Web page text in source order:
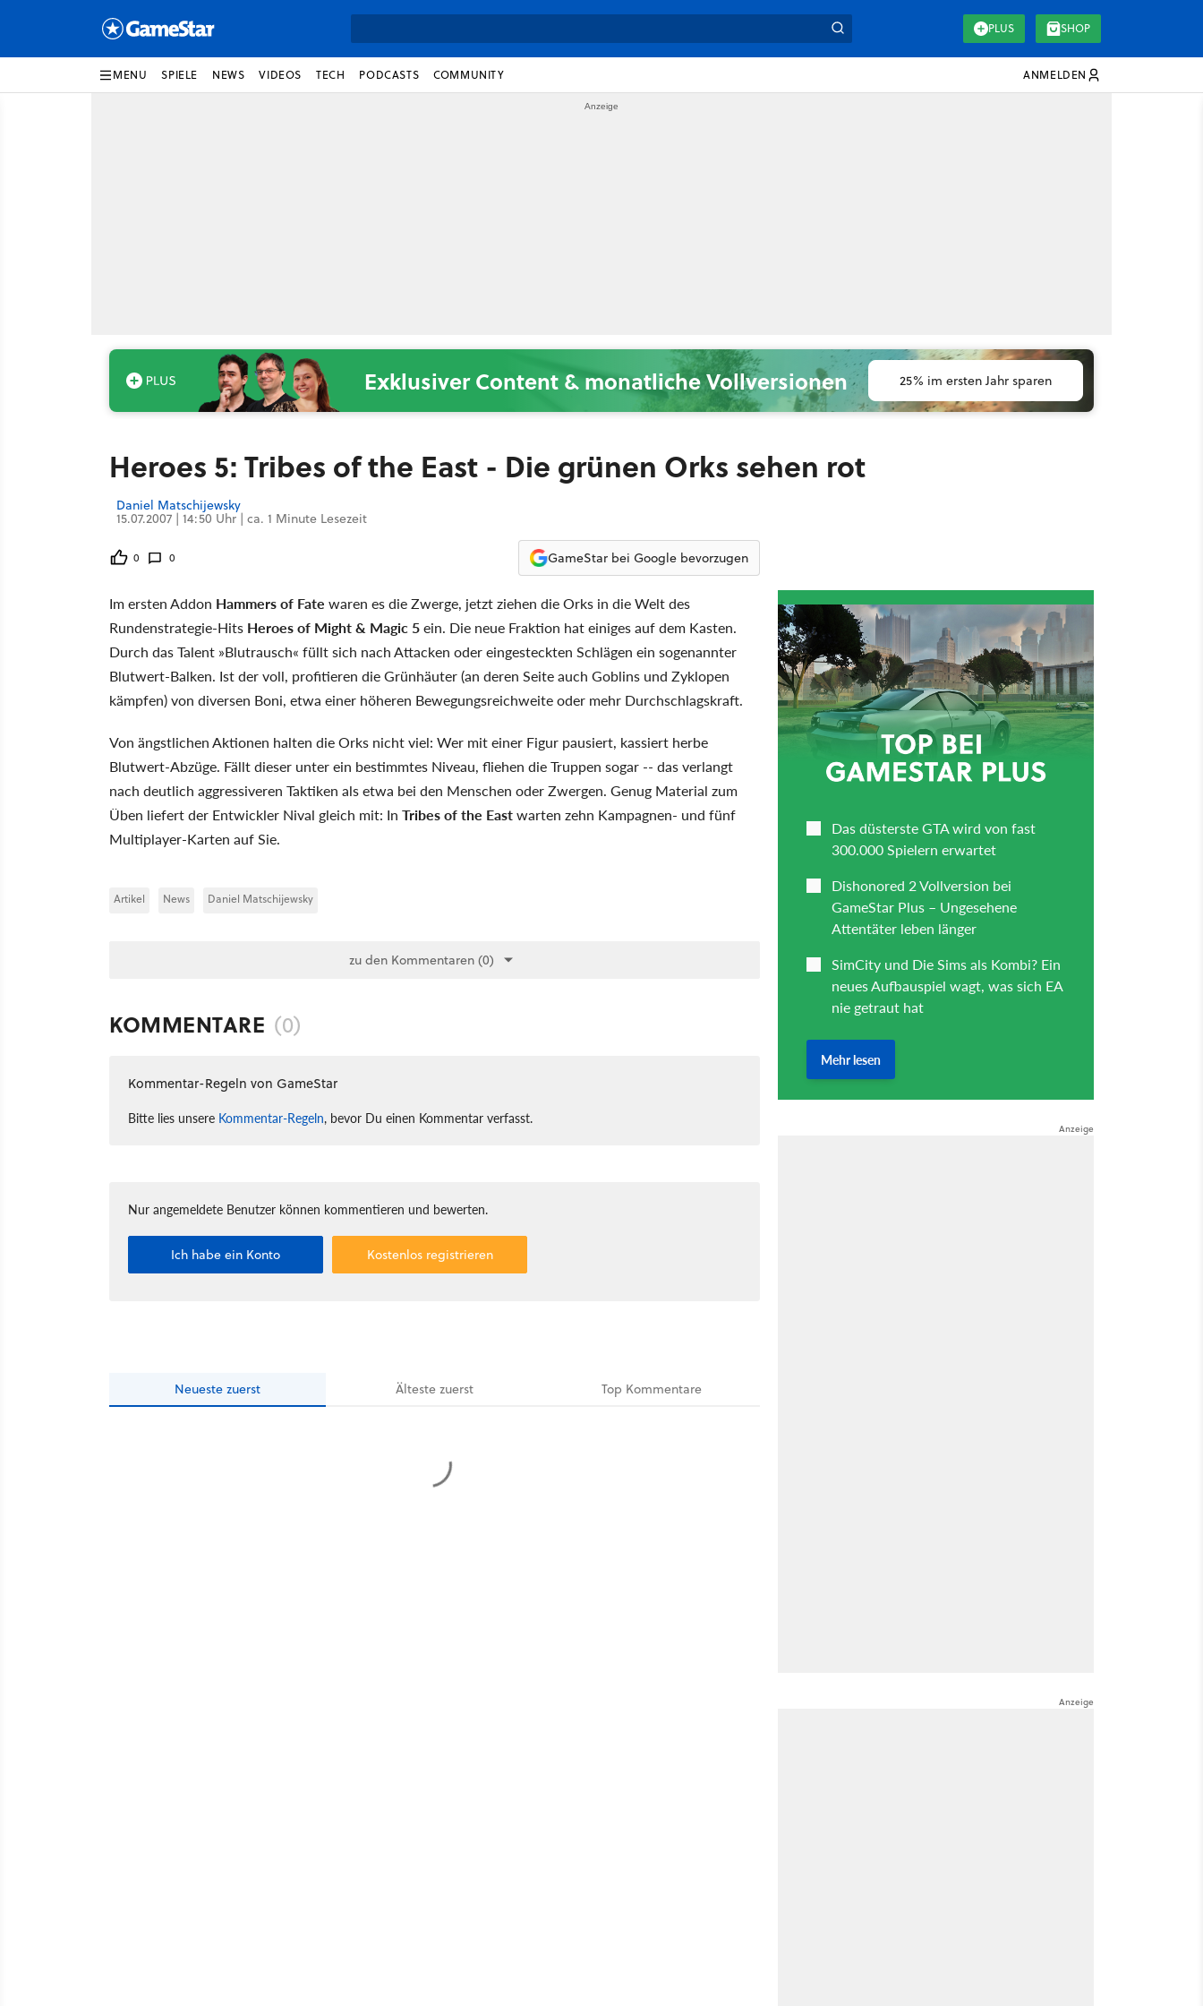
PLUS SHOP
MENU SPIELE NEWS VIDEOS TECH PODCASTS COMMUNITY ANMELDEN
Exklusiver Content & monatliche Vollversionen 25% im ersten Jahr sparen
Heroes 5: Tribes of the East - Die grünen Orks sehen rot
Daniel Matschijewsky
15.07.2007 | 14:50 Uhr | ca. 1 Minute Lesezeit
0 0 GameStar bei Google bevorzugen
Im ersten Addon Hammers of Fate waren es die Zwerge, jetzt ziehen die Orks in die Welt des
Rundenstrategie-Hits Heroes of Might & Magic 5ein. Die neue Fraktion hat einiges auf dem Kasten.
Durch das Talent »Blutrausch« füllt sich nach Attacken oder eingesteckten Schlägen ein sogenannter
Blutwert-Balken. Ist der voll, profitieren die Grünhäuter (an deren Seite auch Goblins und Zyklopen
kämpfen) von diversen Boni, etwa einer höheren Bewegungsreichweite oder mehr Durchschlagskraft.
Von ängstlichen Aktionen halten die Orks nicht viel: Wer mit einer Figur pausiert, kassiert herbe
Blutwert-Abzüge. Fällt dieser unter ein bestimmtes Niveau, fliehen die Truppen sogar -- das verlangt
nach deutlich aggressiveren Taktiken als etwa bei den Menschen oder Zwergen. Genug Material zum
Üben liefert der Entwickler Nival gleich mit: In Tribes of the Eastwarten zehn Kampagnen- und fünf
Multiplayer-Karten auf Sie.
Artikel News Daniel Matschijewsky
zu den Kommentaren (0)
KOMMENTARE (0)
Kommentar-Regeln von GameStar
Bitte lies unsere Kommentar-Regeln, bevor Du einen Kommentar verfasst.
Nur angemeldete Benutzer können kommentieren und bewerten.
Ich habe ein Konto Kostenlos registrieren
Neueste zuerst Ältestezuerst Top Kommentare